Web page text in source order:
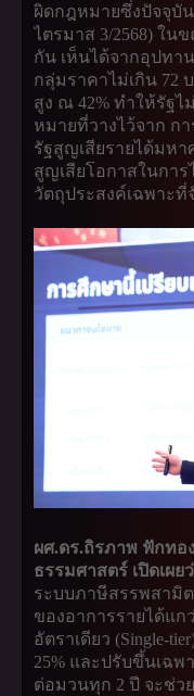
ผิดกฎหมายซึ่งปัจจุบั
ไตรมาส 3/2568) ใ
กัน เห็นได้จากอุปทา
กลุ่มราคาไม่เกิน 72
สูง ณ 42% ทำให้รัฐไ
หมายที่วางไว้จาก ก
รัฐสูญเสียรายได้มห
สูญเสียโอกาสในการ
วัตถุประสงค์เฉพาะที่
ผศ.ดร.ถิรภาพ ฟักทอ
ธรรมศาสตร์ เปิดเผย
ระบบภาษีสรรพสามิ
ของอาการรายได้แก
อัตราเดียว (Single-
25% และปรับขึ้นเฉ
ต่อมวนทุก 2 ปี จะช่ว